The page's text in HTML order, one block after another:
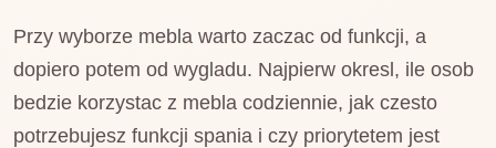
Przy wyborze mebla warto zaczac od funkcji, a
dopiero potem od wygladu. Najpierw okresl, ile osob
bedzie korzystac z mebla codziennie, jak czesto
potrzebujesz funkcji spania i czy priorytetem jest